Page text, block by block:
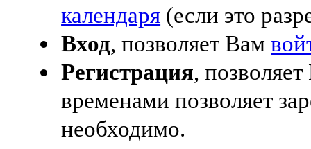
календаря (если это
Вход, позволяет Вам
Регистрация,
временами позволяет
необходимо.